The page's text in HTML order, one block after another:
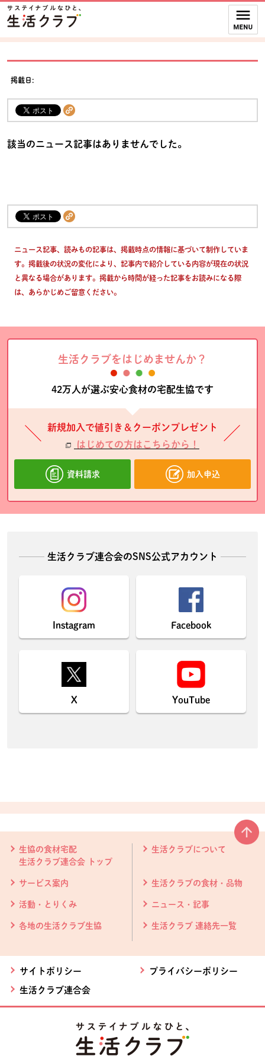
ページの先頭です。
本文へジャンプする。
ここからサイト内共通メニューです。
サイト内共通メニューをスキップする
サイト内共通メニューここまで。
掲載日:
該当のニュース記事はありませんでした。
ニュース記事、読みもの記事は、掲載時点の情報に基づいて制作していま
す。掲載後の状況の変化により、記事内で紹介している内容が現在の状況
と異なる場合があります。掲載から時間が経った記事をお読みになる際
は、あらかじめご留意ください。
生活クラブをはじめませんか？
42万人が選ぶ安心食材の宅配生協です
新規加入で値引き＆クーポンプレゼント
はじめての方はこちらから！
資料請求 加入申込
生活クラブ連合会のSNS公式アカウント
Instagram Facebook
X YouTube
生協の食材宅配
生活クラブ連合会 トップ
生活クラブについて
サービス案内 生活クラブの食材・品物
活動・とりくみ ニュース・記事
各地の生活クラブ生協 生活クラブ 連絡先一覧
サイトポリシー プライバシーポリシー
生活クラブ連合会